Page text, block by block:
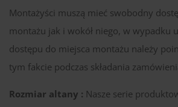
Montażyści muszą mieć swobodny
montażu jak i wokół niego, w wypadku
dostępu do miejsca montażu należy
tym fakcie podczas składania
Rozmiar altany : Nasze serie